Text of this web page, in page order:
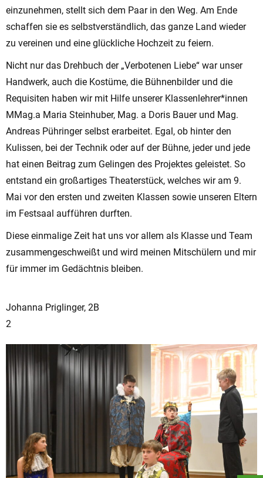
einzunehmen, stellt sich dem Paar in den Weg. Am Ende
schaffen sie es selbstverständlich, das ganze Land wieder
zu vereinen und eine glückliche Hochzeit zu feiern.
Nicht nur das Drehbuch der „Verbotenen Liebe“ war unser
Handwerk, auch die Kostüme, die Bühnenbilder und die
Requisiten haben wir mit Hilfe unserer Klassenlehrer*innen
MMag.a Maria Steinhuber, Mag. a Doris Bauer und Mag.
Andreas Pühringer selbst erarbeitet. Egal, ob hinter den
Kulissen, bei der Technik oder auf der Bühne, jeder und jede
hat einen Beitrag zum Gelingen des Projektes geleistet. So
entstand ein großartiges Theaterstück, welches wir am 9.
Mai vor den ersten und zweiten Klassen sowie unseren Eltern
im Festsaal aufführen durften.
Diese einmalige Zeit hat uns vor allem als Klasse und Team
zusammengeschweißt und wird meinen Mitschülern und mir
für immer im Gedächtnis bleiben.
Johanna Priglinger, 2B
2